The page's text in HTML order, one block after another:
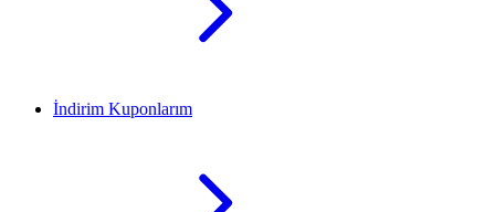
İndirim Kuponlarım